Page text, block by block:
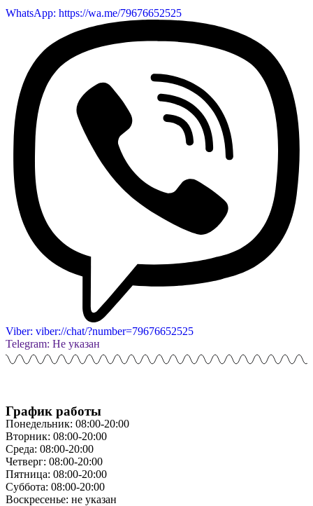
WhatsApp: https://wa.me/79676652525
Viber: viber://chat/?number=79676652525
Telegram: Не указан
График работы
Понедельник: 08:00-20:00
Вторник: 08:00-20:00
Среда: 08:00-20:00
Четверг: 08:00-20:00
Пятница: 08:00-20:00
Суббота: 08:00-20:00
Воскресенье: не указан